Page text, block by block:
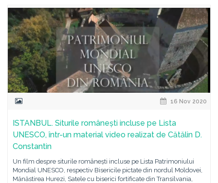
16 Nov 2020
ISTANBUL. Siturile românești incluse pe Lista
UNESCO, într-un material video realizat de Cătălin D.
Constantin
Un film despre siturile românești incluse pe Lista Patrimoniului
Mondial UNESCO, respectiv Bisericile pictate din nordul Moldovei,
Mănăstirea Hurezi, Satele cu biserici fortificate din Transilvania,